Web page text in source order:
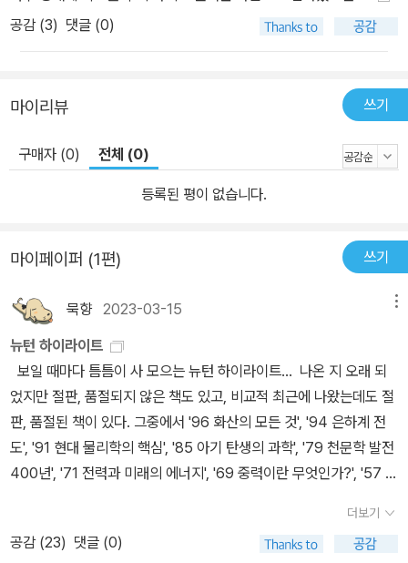
부터 알려져 있던 ‘명작 퍼즐’은 물론 수학·논리학·게임 이론 등 다양
제부터 ‘세계적인 난제’까지 다양한 난이도의 문제들 아무리 좋은 음
식들이라도 서로 비슷한 맛, 비슷한 영양소를 가지고 있다면 바람직
하지 않을 것이다. 수학 퍼즐에서 중요한 사항 중의 하나는 자신의 힘
으로 문제를 풀어 보려는 태도이다. 비록 정답에 이르지 못하는 한이
있어도 자신의 힘으로 해결해 보는 동안 수학적 상상력과 논리적 사
불러 일으켰던 문제들까지 다양한 난이도로 설계된 문제를 풀어 볼
수 있도록 구성되었다. ● 매월 한 권씩 발간되는 ‘뉴턴 하이라이트’
시리즈 'Newton'은 모든 과학 분야의 최신 현황을 전문가의 수준 높
은 해설과 진귀한 사진, 뛰어난 일러스트레이션으로 전달하는 월간
과학 잡지이다. 그중에서도 독자의 호평을 받은 기사들을 주제별로
재구성해 매월 단행본으로 발간하는 것이 ‘뉴턴 하이라이트’ 시리즈
이다. <상대성 이론> <양자론> <주기율표> <인체-21세기 해부학>
<뇌와 마음의 구조> <신비한 수학의 세계> <미분과 적분> 등 뉴턴
하이라이트의 다른 자매편들도 절찬리에 판매되고 있다. 집필·협력
곤노 노리오 今野紀雄 / 일본 요코하마 국립대학 대학원 공학연구
고쿠가쿠인(國學院) 대학 문학부 교수 사카이 고 坂井 公 / 일본 쓰
공감 (3) 댓글 (0)
마이리뷰 쓰기
구매자 (0) 전체 (0)
등록된 평이 없습니다.
마이페이퍼 (1편) 쓰기
묵향2023-03-15
뉴턴 하이라이트
보일 때마다 틈틈이 사 모으는 뉴턴 하이라이트... 나온 지 오래 되
었지만 절판, 품절되지 않은 책도 있고, 비교적 최근에 나왔는데도 절
판, 품절된 책이 있다. 그중에서 '96 화산의 모든 것', '94 은하계 전
도', '91 현대 물리학의 핵심', '85 아기 탄생의 과학', '79 천문학 발전
400년', '71 전력과 미래의 에너지', '69 중력이란 무엇인가?', '57 자
가?', '45 지구: 우주에 떠 있는 기적의 행성', '44 초신성과 블랙홀',
'43 진공과 인플레이션 우주론', '34 확률의 세계', '30 지구의 과학',
더보기
공감 (23) 댓글 (0)